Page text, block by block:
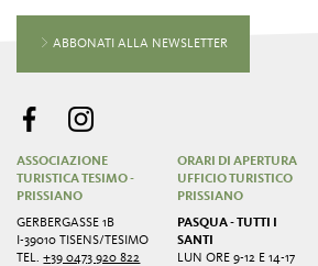
ABBONATI ALLA NEWSLETTER
ASSOCIAZIONE
TURISTICA TESIMO -
PRISSIANO
GERBERGASSE 1B
I-39010 TISENS/TESIMO
TEL.+39 0473 920 822
ORARI DI APERTURA
UFFICIO TURISTICO
PRISSIANO
PASQUA - TUTTI I
SANTI
LUN ORE 9-12 E 14-17